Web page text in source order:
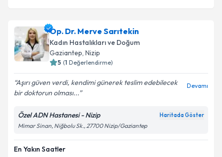
Op. Dr. Merve Sarıtekin
Kadın Hastalıkları ve Doğum
Gaziantep, Nizip
5 (1 Değerlendirme)
Aşırı güven verdi, kendimi günerek teslim edebilecek
bir doktorun olması...
Devamı
Özel ADN Hastanesi - Nizip Haritada Göster
Mimar Sinan, Niğbolu Sk., 27700 Nizip/Gaziantep
En Yakın Saatler